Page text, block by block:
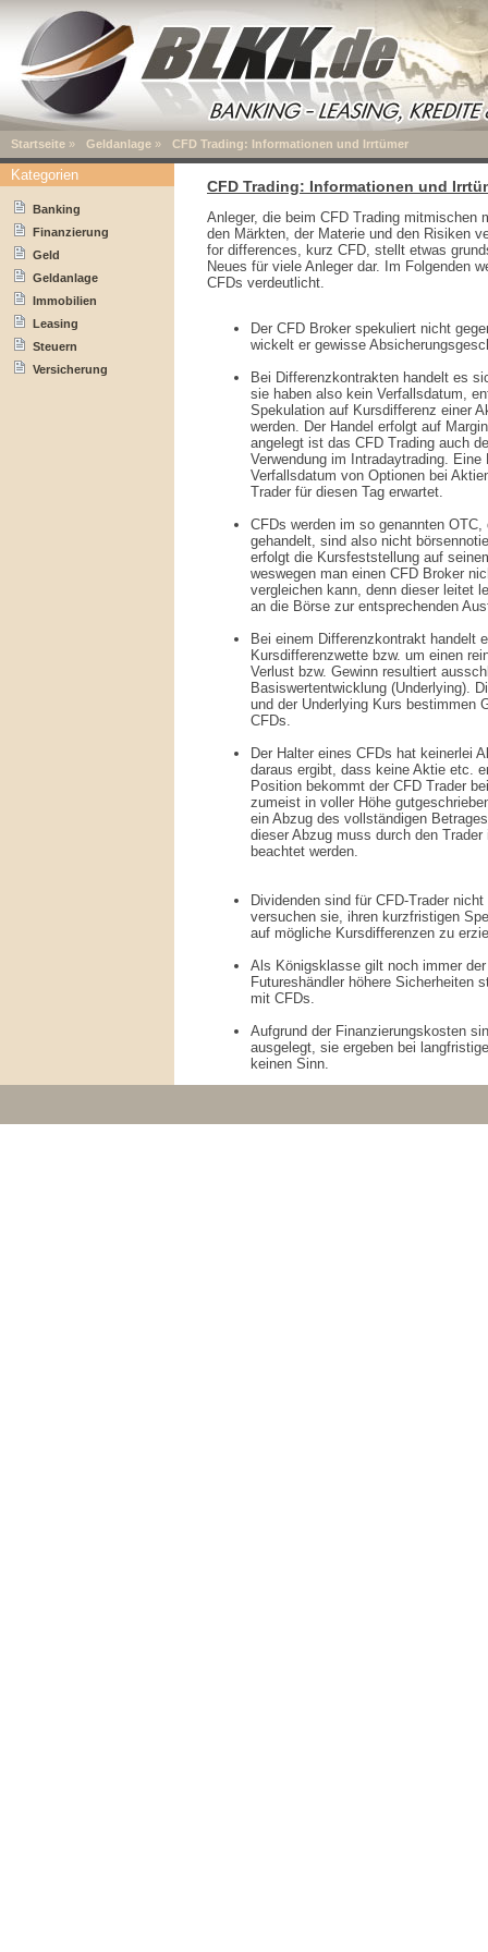
Startseite » Geldanlage » CFD Trading: Informationen und Irrtümer
CFD Trading: Informationen und
Anleger, die beim CFD Trading mitmischen
den Märkten, der Materie und den Risiken
for differences, kurz CFD, stellt etwas
Neues für viele Anleger dar. Im Folgenden
CFDs verdeutlicht.
Der CFD Broker spekuliert nicht
wickelt er gewisse
Bei Differenzkontrakten handelt es
sie haben also kein Verfallsdatum,
Spekulation auf Kursdifferenz einer
werden. Der Handel erfolgt auf
angelegt ist das CFD Trading auch
Verwendung im Intradaytrading.
Verfallsdatum von Optionen bei
Trader für diesen Tag erwartet.
CFDs werden im so genannten OTC,
gehandelt, sind also nicht
erfolgt die Kursfeststellung auf
weswegen man einen CFD Broker
vergleichen kann, denn dieser leitet
an die Börse zur entsprechenden
Bei einem Differenzkontrakt handelt
Kursdifferenzwette bzw. um einen
Verlust bzw. Gewinn resultiert
Basiswertentwicklung (Underlying).
und der Underlying Kurs bestimmen
CFDs.
Der Halter eines CFDs hat keinerlei
daraus ergibt, dass keine Aktie etc.
Position bekommt der CFD Trader
zumeist in voller Höhe
ein Abzug des vollständigen
dieser Abzug muss durch den
beachtet werden.
Dividenden sind für CFD-Trader
versuchen sie, ihren kurzfristigen
auf mögliche Kursdifferenzen zu
Als Königsklasse gilt noch immer
Futureshändler höhere Sicherheiten
mit CFDs.
Aufgrund der Finanzierungskosten
ausgelegt, sie ergeben bei
keinen Sinn.
Kategorien
Banking
Finanzierung
Geld
Geldanlage
Immobilien
Leasing
Steuern
Versicherung